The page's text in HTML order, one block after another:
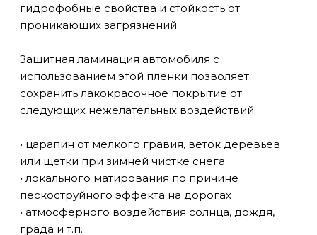
гидрофобные свойства и стойкость от
проникающих загрязнений.
Защитная ламинация автомобиля с
использованием этой пленки позволяет
сохранить лакокрасочное покрытие от
следующих нежелательных воздействий:
• царапин от мелкого гравия, веток деревьев
или щетки при зимней чистке снега
• локального матирования по причине
пескоструйного эффекта на дорогах
• атмосферного воздействия солнца, дождя,
града и т.п.